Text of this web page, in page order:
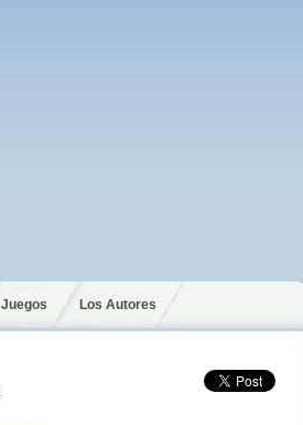
Juegos Los Autores